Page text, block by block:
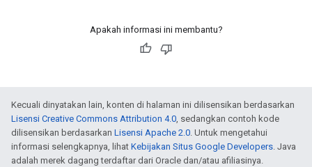
Apakah informasi ini membantu?
Kecuali dinyatakan lain, konten di halaman ini dilisensikan berdasarkan
Lisensi Creative Commons Attribution 4.0, sedangkan contoh kode
dilisensikan berdasarkan Lisensi Apache 2.0. Untuk mengetahui
informasi selengkapnya, lihat Kebijakan Situs Google Developers. Java
adalah merek dagang terdaftar dari Oracle dan/atau afiliasinya.